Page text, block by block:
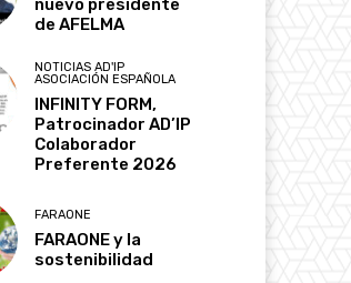
nuevo presidente
de AFELMA
NOTICIAS AD'IP
ASOCIACIÓN ESPAÑOLA
INFINITY FORM,
Patrocinador AD’IP
Colaborador
Preferente 2026
FARAONE
FARAONE y la
sostenibilidad